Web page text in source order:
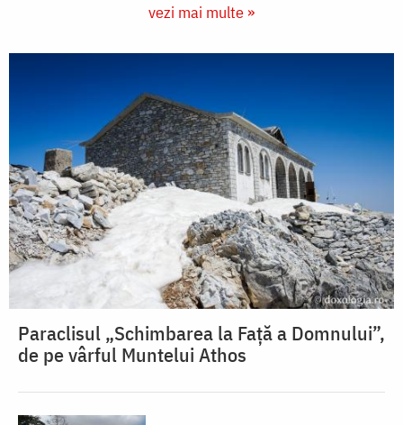
vezi mai multe »
Paraclisul „Schimbarea la Față a Domnului”,
de pe vârful Muntelui Athos